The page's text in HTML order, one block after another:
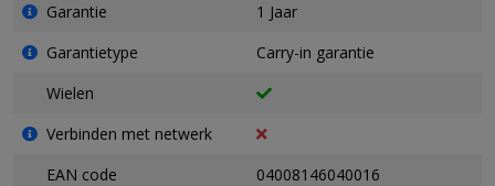
Garantie
1 Jaar
Garantietype
Carry-in garantie
Wielen
Verbinden met netwerk
EAN code
04008146040016